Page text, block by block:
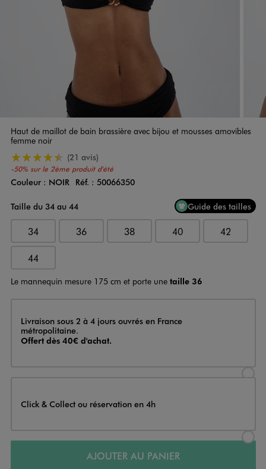
Haut de maillot de bain brassière avec bijou et mousses amovibles
femme noir
-50% sur le 2ème produit d'été
4.5/5 de moyenne
(21 avis)
Couleur
Couleur : NOIR Réf. : 50066350
Taille du 34 au 44
Guide des tailles
34 36 38 40 42
44
Le mannequin mesure 175 cm et porte une taille 36
Livraison
Livraison sous 2 à 4 jours ouvrés en France
métropolitaine.
Offert dès 40€ d'achat.
Click & Collect ou réservation en 4h
AJOUTER AU PANIER